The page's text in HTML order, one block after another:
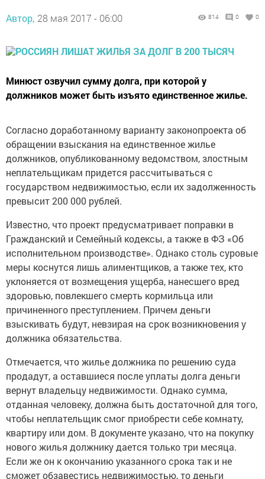
Автор, 28 мая 2017 - 06:00 814 0 0
Минюст озвучил сумму долга, при которой у
должников может быть изъято единственное жилье.
Согласно доработанному варианту законопроекта об
обращении взыскания на единственное жилье
должников, опубликованному ведомством, злостным
неплательщикам придется рассчитываться с
государством недвижимостью, если их задолженность
превысит 200 000 рублей.
Известно, что проект предусматривает поправки в
Гражданский и Семейный кодексы, а также в ФЗ «Об
исполнительном производстве». Однако столь суровые
меры коснутся лишь алиментщиков, а также тех, кто
уклоняется от возмещения ущерба, нанесшего вред
здоровью, повлекшего смерть кормильца или
причиненного преступлением. Причем деньги
взыскивать будут, невзирая на срок возникновения у
должника обязательства.
Отмечается, что жилье должника по решению суда
продадут, а оставшиеся после уплаты долга деньги
вернут владельцу недвижимости. Однако сумма,
отданная человеку, должна быть достаточной для того,
чтобы неплательщик смог приобрести себе комнату,
квартиру или дом. В документе указано, что на покупку
нового жилья должнику дается только три месяца.
Если же он к окончанию указанного срока так и не
сможет обзавестись недвижимостью, то деньги